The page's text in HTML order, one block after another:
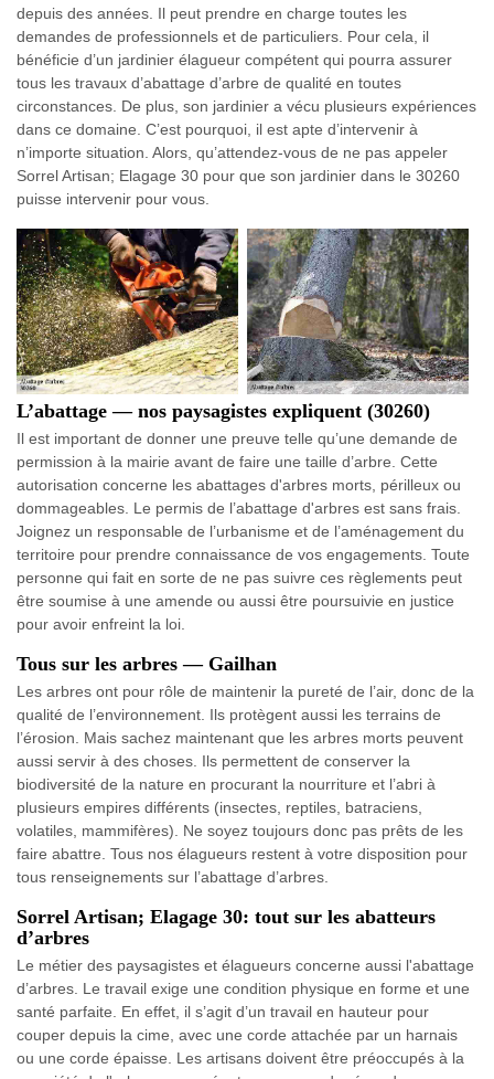
depuis des années. Il peut prendre en charge toutes les
demandes de professionnels et de particuliers. Pour cela, il
bénéficie d’un jardinier élagueur compétent qui pourra assurer
tous les travaux d’abattage d’arbre de qualité en toutes
circonstances. De plus, son jardinier a vécu plusieurs expériences
dans ce domaine. C’est pourquoi, il est apte d’intervenir à
n’importe situation. Alors, qu’attendez-vous de ne pas appeler
Sorrel Artisan; Elagage 30 pour que son jardinier dans le 30260
puisse intervenir pour vous.
L’abattage — nos paysagistes expliquent (30260)
Il est important de donner une preuve telle qu’une demande de
permission à la mairie avant de faire une taille d’arbre. Cette
autorisation concerne les abattages d'arbres morts, périlleux ou
dommageables. Le permis de l’abattage d'arbres est sans frais.
Joignez un responsable de l’urbanisme et de l’aménagement du
territoire pour prendre connaissance de vos engagements. Toute
personne qui fait en sorte de ne pas suivre ces règlements peut
être soumise à une amende ou aussi être poursuivie en justice
pour avoir enfreint la loi.
Tous sur les arbres — Gailhan
Les arbres ont pour rôle de maintenir la pureté de l’air, donc de la
qualité de l’environnement. Ils protègent aussi les terrains de
l’érosion. Mais sachez maintenant que les arbres morts peuvent
aussi servir à des choses. Ils permettent de conserver la
biodiversité de la nature en procurant la nourriture et l’abri à
plusieurs empires différents (insectes, reptiles, batraciens,
volatiles, mammifères). Ne soyez toujours donc pas prêts de les
faire abattre. Tous nos élagueurs restent à votre disposition pour
tous renseignements sur l’abattage d’arbres.
Sorrel Artisan; Elagage 30: tout sur les abatteurs
d’arbres
Le métier des paysagistes et élagueurs concerne aussi l'abattage
d’arbres. Le travail exige une condition physique en forme et une
santé parfaite. En effet, il s’agit d’un travail en hauteur pour
couper depuis la cime, avec une corde attachée par un harnais
ou une corde épaisse. Les artisans doivent être préoccupés à la